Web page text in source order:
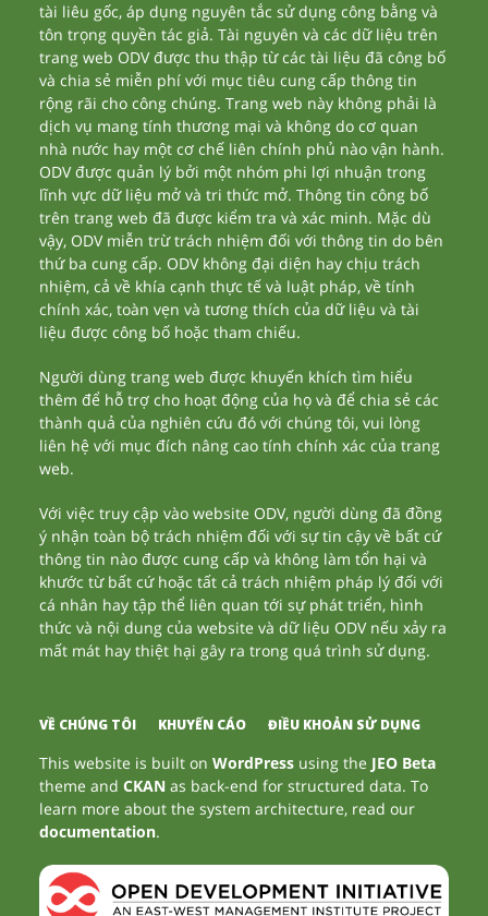
tài liêu gốc, áp dụng nguyên tắc sử dụng công bằng và
tôn trọng quyền tác giả. Tài nguyên và các dữ liệu trên
trang web ODV được thu thập từ các tài liệu đã công bố
và chia sẻ miễn phí với mục tiêu cung cấp thông tin
rộng rãi cho công chúng. Trang web này không phải là
dịch vụ mang tính thương mại và không do cơ quan
nhà nước hay một cơ chế liên chính phủ nào vận hành.
ODV được quản lý bởi một nhóm phi lợi nhuận trong
lĩnh vực dữ liệu mở và tri thức mở. Thông tin công bố
trên trang web đã được kiểm tra và xác minh. Mặc dù
vậy, ODV miễn trừ trách nhiệm đối với thông tin do bên
thứ ba cung cấp. ODV không đại diện hay chịu trách
nhiệm, cả về khía cạnh thực tế và luật pháp, về tính
chính xác, toàn vẹn và tương thích của dữ liệu và tài
liệu được công bố hoặc tham chiếu.
Người dùng trang web được khuyến khích tìm hiểu
thêm để hỗ trợ cho hoạt động của họ và để chia sẻ các
thành quả của nghiên cứu đó với chúng tôi, vui lòng
liên hệ với mục đích nâng cao tính chính xác của trang
web.
Với việc truy cập vào website ODV, người dùng đã đồng
ý nhận toàn bộ trách nhiệm đối với sự tin cậy về bất cứ
thông tin nào được cung cấp và không làm tổn hại và
khước từ bất cứ hoặc tất cả trách nhiệm pháp lý đối với
cá nhân hay tập thể liên quan tới sự phát triển, hình
thức và nội dung của website và dữ liệu ODV nếu xảy ra
mất mát hay thiệt hại gây ra trong quá trình sử dụng.
VỀ CHÚNG TÔI KHUYẾN CÁO ĐIỀU KHOẢN SỬ DỤNG
This website is built onWordPress using the JEO Beta
theme andCKAN as back-end for structured data. To
learn more about the system architecture, read our
documentation.